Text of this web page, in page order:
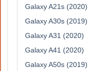
Galaxy A21s (2020)
Galaxy A30s (2019)
Galaxy A31 (2020)
Galaxy A41 (2020)
Galaxy A50s (2019)